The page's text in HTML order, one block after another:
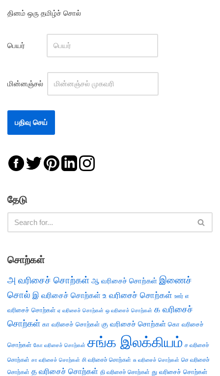
தினம் ஒரு தமிழ்ச் சொல்
பெயர்
மின்னஞ்சல்
தேடு
சொற்கள்
அ வரிசைச் சொற்கள் ஆ வரிசைச் சொற்கள் இணைச்
சொல் இ வரிசைச் சொற்கள் உ வரிசைச் சொற்கள் ஊர் எ
வரிசைச் சொற்கள் ஏ வரிசைச் சொற்கள் ஒ வரிசைச் சொற்கள் க வரிசைச்
சொற்கள் கா வரிசைச் சொற்கள் கு வரிசைச் சொற்கள் கொ வரிசைச்
சொற்கள் கோ வரிசைச் சொற்கள் சங்க இலக்கியம் ச வரிசைச்
சொற்கள் சா வரிசைச் சொற்கள் சி வரிசைச் சொற்கள் சு வரிசைச் சொற்கள் செ வரிசைச்
சொற்கள் த வரிசைச் சொற்கள் தி வரிசைச் சொற்கள் து வரிசைச் சொற்கள்